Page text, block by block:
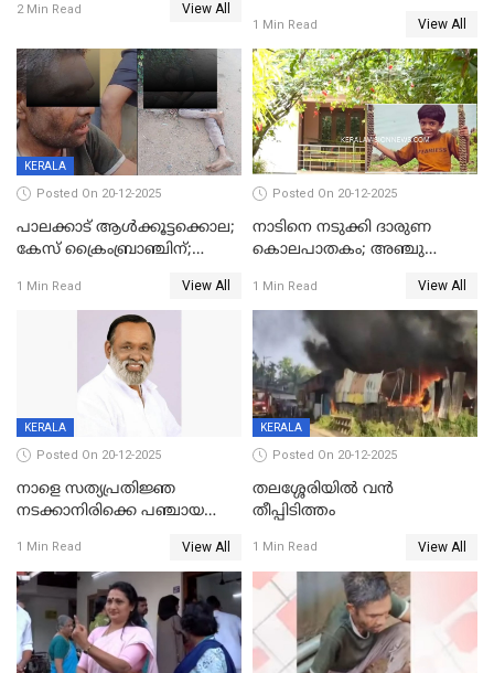
ഊർജ്ജിതമാക്കിമാക്കി
2 Min Read View All
മുഖ്യാതിഥിയായി
മോഹൻലാൽ
1 Min Read View All
KERALA
Posted On 20-12-2025
പാലക്കാട് ആൾക്കൂട്ടക്കൊല;
കേസ് ക്രൈംബ്രാഞ്ചിന്;
അന്വേഷിക്കും
1 Min Read View All
Posted On 20-12-2025
നാടിനെ നടുക്കി ദാരുണ
കൊലപാതകം; അഞ്ചു
കഴുത്തുഞെരിച്ച് കൊന്നു
1 Min Read View All
KERALA
Posted On 20-12-2025
നാളെ സത്യപ്രതിജ്ഞ
നടക്കാനിരിക്കെ പഞ്ചായത്ത്
1 Min Read View All
KERALA
Posted On 20-12-2025
തലശ്ശേരിയിൽ വൻ
തീപ്പിടിത്തം
1 Min Read View All